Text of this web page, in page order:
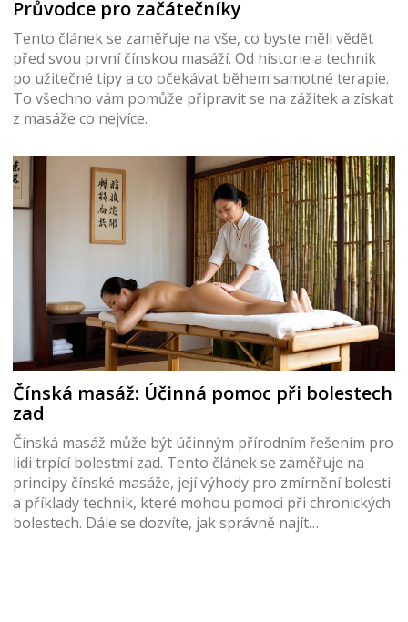
Průvodce pro začátečníky
Tento článek se zaměřuje na vše, co byste měli vědět
před svou první čínskou masáží. Od historie a technik
po užitečné tipy a co očekávat během samotné terapie.
To všechno vám pomůže připravit se na zážitek a získat
z masáže co nejvíce.
Čínská masáž: Účinná pomoc při bolestech
zad
Čínská masáž může být účinným přírodním řešením pro
lidi trpící bolestmi zad. Tento článek se zaměřuje na
principy čínské masáže, její výhody pro zmírnění bolesti
a příklady technik, které mohou pomoci při chronických
bolestech. Dále se dozvíte, jak správně najít